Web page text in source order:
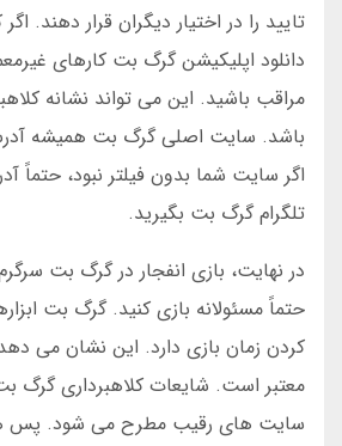
تایید را در اختیار دیگران قرار دهند.
دانلود اپلیکیشن گرگ بت کارهای
مراقب باشید. این می تواند نشانه
باشد. سایت اصلی گرگ بت همیشه
اگر سایت شما بدون فیلتر نبود، حتماً
تلگرام گرگ بت بگیرید.
در نهایت، بازی انفجار در گرگ بت
حتماً مسئولانه بازی کنید. گرگ بت
کردن زمان بازی دارد. این نشان می
معتبر است. شایعات کلاهبرداری گرگ
سایت های رقیب مطرح می شود. پس